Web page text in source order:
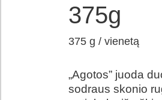
375g
375 g / vienetą
„Agotos” juoda
sodraus skonio